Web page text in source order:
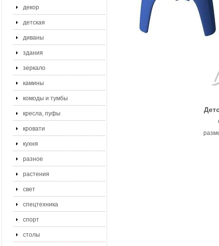
декор
детская
диваны
здания
зеркало
камины
комоды и тумбы
кресла, пуфы
кровати
кухня
разное
растения
свет
спецтехника
спорт
столы